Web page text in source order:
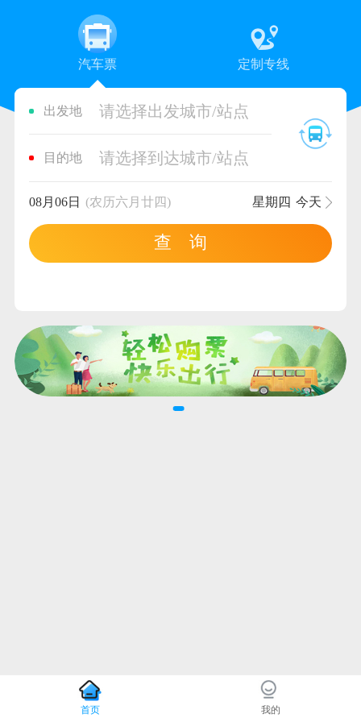
汽车票 定制专线
出发地 请选择出发城市/站点
目的地 请选择到达城市/站点
08月06日 (农历六月廿四) 星期四 今天
查 询
首页 我的